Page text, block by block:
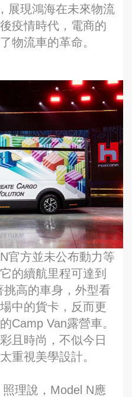
展現鴻海在未來物流
疫情時代，電商的
物流車的革命。
官方並未公布動力等
的續航里程可達到
高的車身，外型看
中的貨卡，反而更
Camp Van露營車。
且時尚，不似今日
重視美學設計。
理說，Model N應